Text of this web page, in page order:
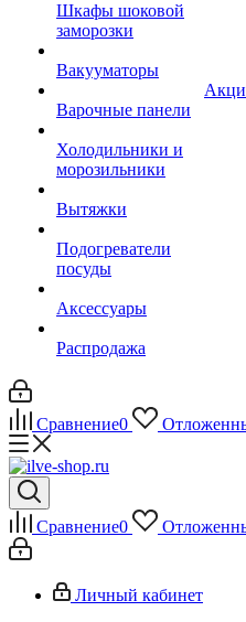
Шкафы шоковой
заморозки
Вакууматоры
Варочные панели
Холодильники и
морозильники
Вытяжки
Подогреватели
посуды
Аксессуары
Распродажа
Сравнение0
Сравнение0
Личный кабинет